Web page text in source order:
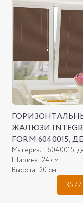
ЖАЛЮЗИ
FORM 6040015,
Материал: 6040015,
Ширина: 24 см
Высота: 30 см